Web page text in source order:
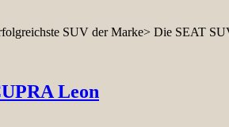
SUV der Marke> Die SEAT
Leon